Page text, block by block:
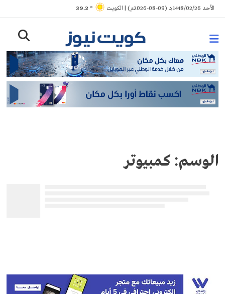
Skip
to
الأحد 1448/02/26هـ (09-08-2026م) | الكويت ° 39.2
الوسم: كمبيوتر